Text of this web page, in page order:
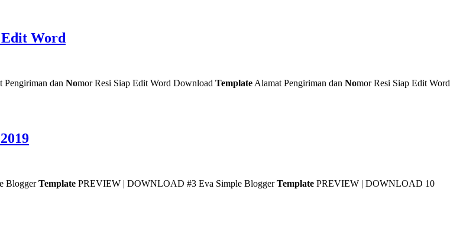
Edit Word
Pengiriman dan Nomor Resi Siap Edit Word Download Template Alamat Pengiriman dan Nomor Resi Siap Edit Word
BloggerTemplate PREVIEW | DOWNLOAD #3 Eva Simple BloggerTemplate PREVIEW | DOWNLOAD 10